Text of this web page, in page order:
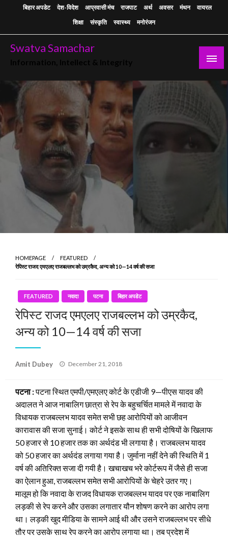
बिहार अपडेट देश-विदेश आप्रवासी मंच राजपाट अर्थ अवसर मंथन
वायरल
शिक्षा
संस्कृति स्वास्थ्य मनोरंजन
Swatva Samachar
HOMEPAGE
FEATURED
रेपिस्ट राजद एमएलए राजबल्लभ को उम्रकैद, अन्य को 10—14 वर्ष की सजा
FEATURED नवादा पटना बिहार अपडेट
रेपिस्ट राजद एमएलए राजबल्लभ को उम्रकैद,
अन्य को 10—14 वर्ष की सजा
Amit Dubey
Posted
December 21, 2018
पटना :पटना स्थित एमपी/एमएलए कोर्ट के एडीजी 9—पीएस यादव की
अदालत ने आज नाबालिग छात्रा से रेप के बहुचर्चित मामले में नवादा के
विधायक राजबल्लभ यादव समेत सभी छह आरोपियों को आजीवन
कारावास की सजा सुनाई। कोर्ट ने इसके साथ ही सभी दोषियों के खिलाफ
50 हजार से 10 हजार तक का अर्थदंड भी लगाया है। राजबल्लभ यादव
को 50 हजार का अर्थदंड लगाया गया है। जुर्माना नहीं देने की स्थिति में 1
वर्ष की अतिरिक्त सजा दी गयी है। खचाखच भरे कोर्टरूप में जैसे ही सजा
का ऐलान हुआ, राजबल्लभ समेत सभी आरोपियों के चेहरे उतर गए।
मालूम हो कि नवादा के राजद विधायक राजबल्लभ यादव पर एक नाबालिग
लड़की से रेप करने और उसका लगातार यौन शोषण करने का आरोप लगा
था। लड़की खुद मीडिया के सामने आई थी और उसने राजबल्लभ पर सीधे
तौर पर उसके साथ रेप करने का आरोप लगाया था। तब प्रदेश में